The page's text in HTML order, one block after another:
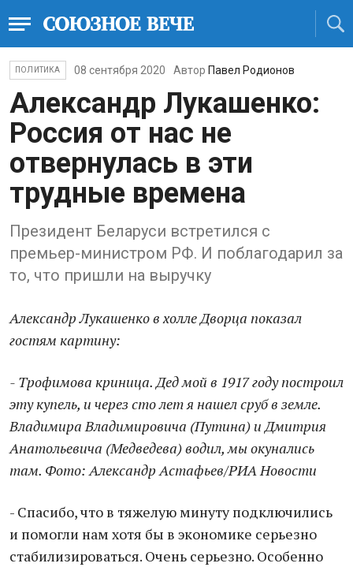
ПОЛИТИКА 08 сентября 2020 Автор Павел Родионов
Александр Лукашенко:
Россия от нас не
отвернулась в эти
трудные времена
Президент Беларуси встретился с
премьер-министром РФ. И поблагодарил за
то, что пришли на выручку
Александр Лукашенко в холле Дворца показал
гостям картину:
- Трофимова криница. Дед мой в 1917 году построил
эту купель, и через сто лет я нашел сруб в земле.
Владимира Владимировича (Путина) и Дмитрия
Анатольевича (Медведева) водил, мы окунались
там. Фото: Александр Астафьев/РИА Новости
- Спасибо, что в тяжелую минуту подключились
и помогли нам хотя бы в экономике серьезно
стабилизироваться. Очень серьезно. Особенно